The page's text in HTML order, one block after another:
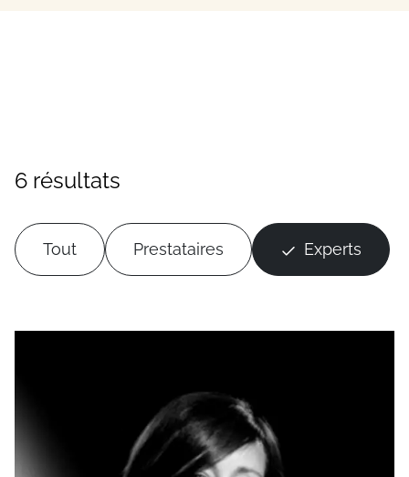
6 résultats
Tout Prestataires Experts